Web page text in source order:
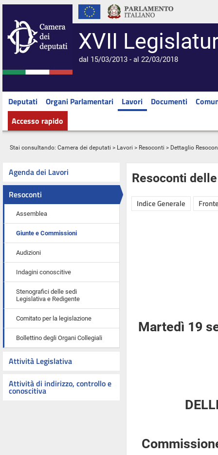
XVII
dal 15/03/2013 - al 22/03/2018
Deputati Organi Parlamentari Lavori Documenti
Accesso rapido
Stai consultando: Camera dei deputati > Lavori > Resoconti > Dettaglio
Agenda dei Lavori
Resoconti
Assemblea
Giunte e Commissioni
Audizioni
Indagini conoscitive
Stenografici delle sedi
Legislativa e Redigente
Comitato per la legislazione
Bollettino degli Organi Collegiali
Attività Legislativa
Attività di indirizzo, controllo e
conoscitiva
Resoconti
Indice Generale
Martedì 19